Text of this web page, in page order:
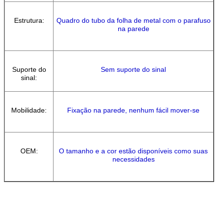
Estrutura:
Quadro do tubo da folha de metal com o parafuso
na parede
Suportedo
sinal:
Sem suporte do sinal
Mobilidade: Fixação na parede, nenhum fácil mover-se
OEM:
O tamanho e a cor estão disponíveis como suas
necessidades